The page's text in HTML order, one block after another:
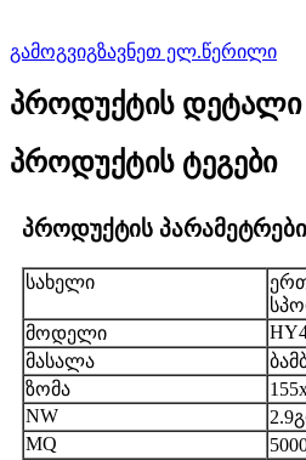
გამოგვიგზავნეთ ელ.წერილი
პროდუქტის დეტალი
პროდუქტის ტეგები
პროდუქტის პარამეტრები
სახელი
მოდელი
მასალა
ზომა
NW
MQ